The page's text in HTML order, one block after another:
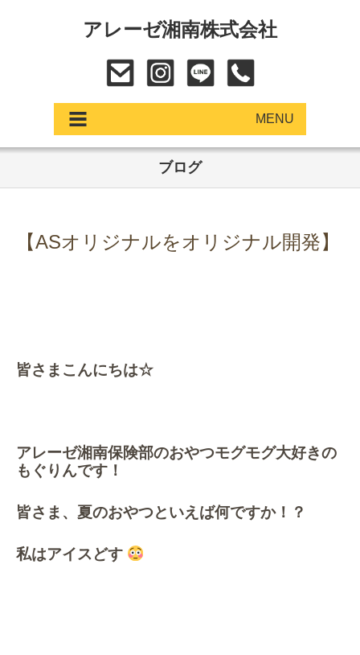
アレーゼ湘南株式会社
MENU
中古車
作業事例
店舗アクセス
ブログ
【ASオリジナルをオリジナル開発】
皆さまこんにちは☆
アレーゼ湘南保険部のおやつモグモグ大好きの
もぐりんです！
皆さま、夏のおやつといえば何ですか！？
私はアイスどす